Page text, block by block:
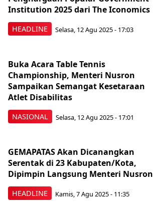
HEADLINE
Institution 2025 dari The Iconomics
Selasa, 12 Agu 2025 - 17:03
NASIONAL
Buka Acara Table Tennis
Championship, Menteri Nusron
Sampaikan Semangat Kesetaraan
Atlet Disabilitas
Selasa, 12 Agu 2025 - 17:01
HEADLINE
GEMAPATAS Akan Dicanangkan
Serentak di 23 Kabupaten/Kota,
Dipimpin Langsung Menteri Nusron
Kamis, 7 Agu 2025 - 11:35